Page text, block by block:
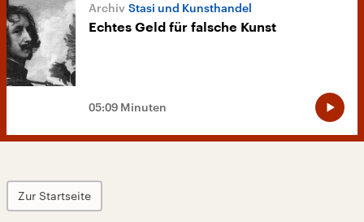
Stasi und Kunsthandel
Echtes Geld für falsche Kunst
05:09 Minuten
Zur Startseite